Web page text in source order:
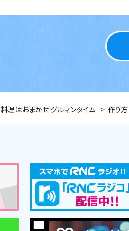
料理はおまかせ グルマンタイム 作り方